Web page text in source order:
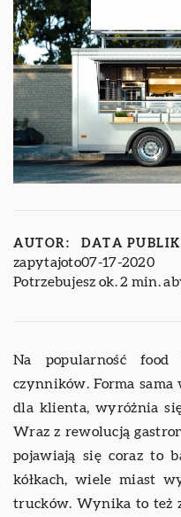
AUTOR:
zapytajoto
DATA
07-17-2020
Potrzebujesz ok. 2 min.
Na popularność food
czynników. Forma
dla klienta, wyróżnia
Wraz z rewolucją
pojawiają się coraz to
kółkach, wiele miast
trucków. Wynika to też